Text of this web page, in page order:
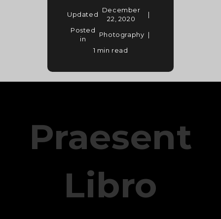
Updated
December
22, 2020
Posted
in
Photography
1 min read
Praesent
Libro